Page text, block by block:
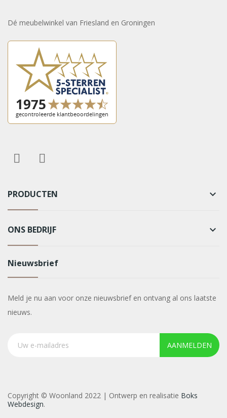
Dé meubelwinkel van Friesland en Groningen
PRODUCTEN keyboard_arrow_down
ONS BEDRIJF keyboard_arrow_down
Nieuwsbrief
Meld je nu aan voor onze nieuwsbrief en ontvang al ons laatste
nieuws.
AANMELDEN
Copyright © Woonland 2022 | Ontwerp en realisatie Boks
Webdesign.